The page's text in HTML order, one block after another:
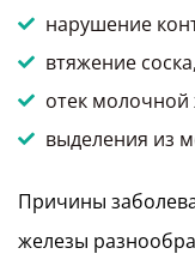
нарушение
втяжение соска,
отек молочной
выделения из
Причины
железы